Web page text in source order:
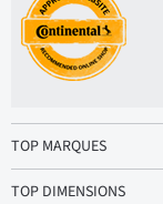
TOP MARQUES
TOP DIMENSIONS